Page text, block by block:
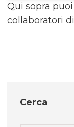
Qui sopra
collaboratori di
Cerca